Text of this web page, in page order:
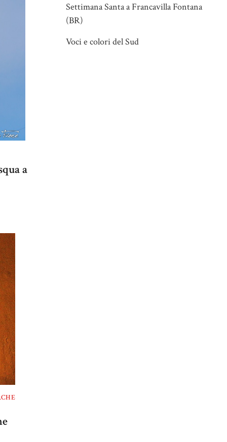
a
Settimana Santa a Francavilla Fontana
(BR)
Voci e colori del Sud